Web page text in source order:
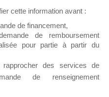
cette information avant :
de financement,
de remboursement
pour partie à partir du
des services de
de renseignement